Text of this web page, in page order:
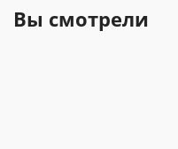
Вы смотрели